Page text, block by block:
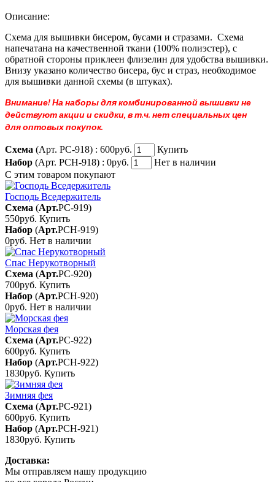
Описание:
Схема для вышивки бисером, бусами и стразами. Схема
напечатана на качественной ткани (100% полиэстер), с
обратной стороны приклеен флизелин для удобства вышивки.
Внизу указано количество бисера, бус и страз, необходимое
для вышивки данной схемы (в штуках).
Внимание! На наборы для комбинированной вышивки не
действуют акции и скидки, в т.ч. нет специальных цен
для оптовых покупок.
Схема (Арт. РС-918) : 600руб.
Купить
Набор (Арт. РСН-918) : 0руб.
Нет в наличии
С этим товаром покупают
Господь Вседержитель
Схема (Арт.РС-919)
550руб. Купить
Набор (Арт.РСН-919)
0руб. Нет в наличии
Спас Нерукотворный
Схема (Арт.РС-920)
700руб. Купить
Набор (Арт.РСН-920)
0руб. Нет в наличии
Морская фея
Схема (Арт.РС-922)
600руб. Купить
Набор (Арт.РСН-922)
1830руб. Купить
Зимняя фея
Схема (Арт.РС-921)
600руб. Купить
Набор (Арт.РСН-921)
1830руб. Купить
Доставка:
Мы отправляем нашу продукцию